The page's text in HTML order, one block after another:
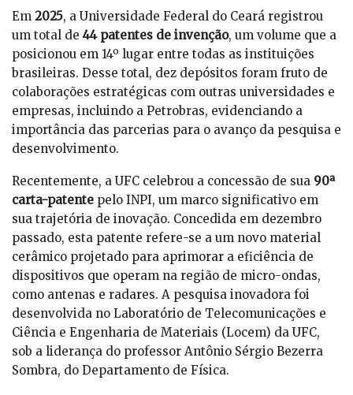
Em 2025, a Universidade Federal do Ceará registrou
um total de 44 patentes de invenção, um volume que a
posicionou em 14º lugar entre todas as instituições
brasileiras. Desse total, dez depósitos foram fruto de
colaborações estratégicas com outras universidades e
empresas, incluindo a Petrobras, evidenciando a
importância das parcerias para o avanço da pesquisa e
desenvolvimento.
Recentemente, a UFC celebrou a concessão de sua 90ª
carta-patente pelo INPI, um marco significativo em
sua trajetória de inovação. Concedida em dezembro
passado, esta patente refere-se a um novo material
cerâmico projetado para aprimorar a eficiência de
dispositivos que operam na região de micro-ondas,
como antenas e radares. A pesquisa inovadora foi
desenvolvida no Laboratório de Telecomunicações e
Ciência e Engenharia de Materiais (Locem) da UFC,
sob a liderança do professor Antônio Sérgio Bezerra
Sombra, do Departamento de Física.